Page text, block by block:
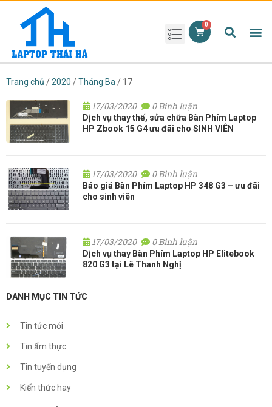
Trang chủ /2020 /Tháng Ba / 17
Dịch vụ thay thế, sửa chữa Bàn Phím Laptop
HP Zbook 15 G4 ưu đãi cho SINH VIÊN
17/03/2020 0 Bình luận
Báo giá Bàn Phím Laptop HP 348 G3 – ưu đãi
cho sinh viên
17/03/2020 0 Bình luận
Dịch vụ thay Bàn Phím Laptop HP Elitebook
820 G3 tại Lê Thanh Nghị
17/03/2020 0 Bình luận
DANH MỤC TIN TỨC
Tin tức mới
Tin ẩm thực
Tin tuyển dụng
Kiến thức hay